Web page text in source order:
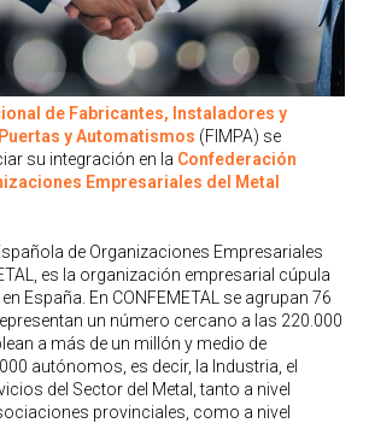
de Fabricantes, Instaladores y
y Automatismos (FIMPA) se
su integración en la Confederación
Empresariales del Metal
de Organizaciones Empresariales
es la organización empresarial cúpula
España. En CONFEMETAL se agrupan 76
un número cercano a las 220.000
a más de un millón y medio de
autónomos, es decir, la Industria, el
del Sector del Metal, tanto a nivel
provinciales, como a nivel